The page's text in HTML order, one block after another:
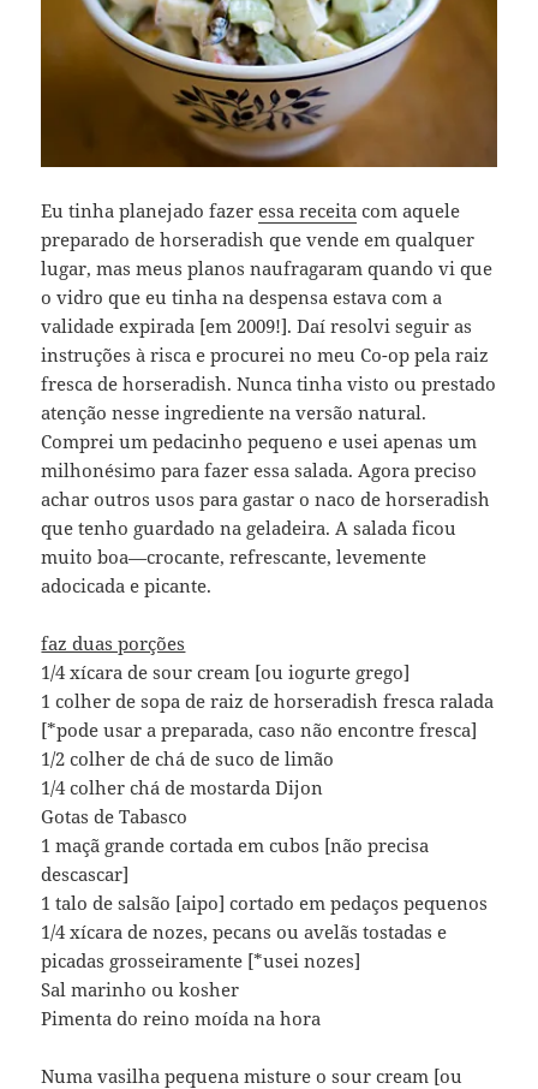
Eu tinha planejado fazeressa receita com aquele
preparado de horseradish que vende em qualquer
lugar, mas meus planos naufragaram quando vi que
o vidro que eu tinha na despensa estava com a
validade expirada [em 2009!]. Daí resolvi seguir as
instruções à risca e procurei no meu Co-op pela raiz
fresca de horseradish. Nunca tinha visto ou prestado
atenção nesse ingrediente na versão natural.
Comprei um pedacinho pequeno e usei apenas um
milhonésimo para fazer essa salada. Agora preciso
achar outros usos para gastar o naco de horseradish
que tenho guardado na geladeira. A salada ficou
muito boa—crocante, refrescante, levemente
adocicada e picante.
faz duas porções
1/4 xícara de sour cream [ou iogurte grego]
1 colher de sopa de raiz de horseradish fresca ralada
[*pode usar a preparada, caso não encontre fresca]
1/2 colher de chá de suco de limão
1/4 colher chá de mostarda Dijon
Gotas de Tabasco
1 maçã grande cortada em cubos [não precisa
descascar]
1 talo de salsão [aipo] cortado em pedaços pequenos
1/4 xícara de nozes, pecans ou avelãs tostadas e
picadas grosseiramente [*usei nozes]
Sal marinho ou kosher
Pimenta do reino moída na hora
Numa vasilha pequena misture o sour cream [ou